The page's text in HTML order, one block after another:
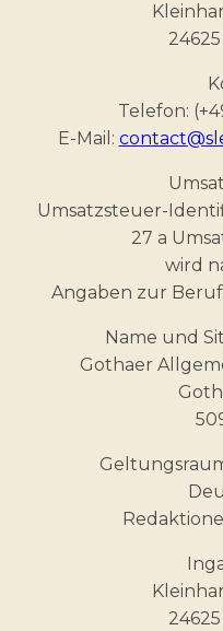
Telefon:
E-Mail:
Umsatzsteuer-
27 a
wird
Angaben zur
Name und
Gothaer